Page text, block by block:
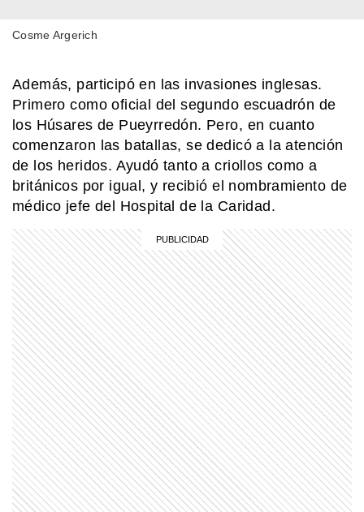
Cosme Argerich
Además, participó en las invasiones inglesas.
Primero como oficial del segundo escuadrón de
los Húsares de Pueyrredón. Pero, en cuanto
comenzaron las batallas, se dedicó a la atención
de los heridos. Ayudó tanto a criollos como a
británicos por igual, y recibió el nombramiento de
médico jefe del Hospital de la Caridad.
HISTORIA
Querido Mariano Moreno: estas son
las cartas de amor que Guadalupe
Cuenca, su esposa, le escribió luego
de su partida
Mar, golfo, bahía y estrecho: ¿cómo se
diferencian?
MI PAIS
Quién fue Bernardo Houssay, una
figura clave de la ciencia argentina
MI PAIS
Existe un pueblo argentino en Salta
que solo se puede visitar por vía
terrestre si pasás por Bolivia
MI PAIS
24 de junio: la increíble coincidencia
entre Fangio y Sabato